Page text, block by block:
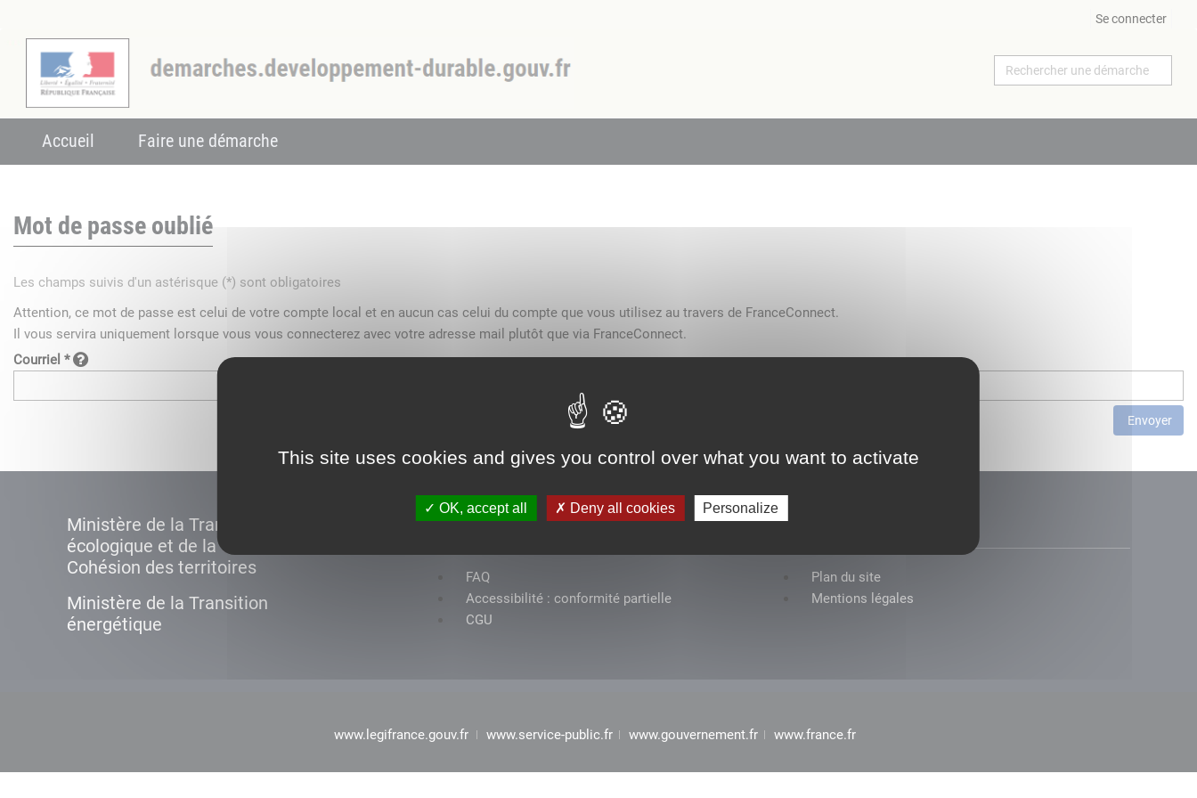
This site uses cookies and gives you control over what you want to activate
OK, accept all Deny all cookies Personalize
Se connecter
Accueil Faire une démarche
Mot de passe oublié
Les champs suivis d'un astérisque (*) sont obligatoires
Attention, ce mot de passe est celui de votre compte local et en aucun cas celui du compte que vous utilisez au travers de FranceConnect.
Il vous servira uniquement lorsque vous vous connecterez avec votre adresse mail plutôt que via FranceConnect.
Courriel *
Envoyer
Ministère de la Transition
écologique et de la
Cohésion des territoires
Ministère de la Transition
énergétique
FAQ
Plan du site
Accessibilité : conformité partielle
Mentions légales
CGU
www.legifrance.gouv.fr www.service-public.fr www.gouvernement.fr www.france.fr